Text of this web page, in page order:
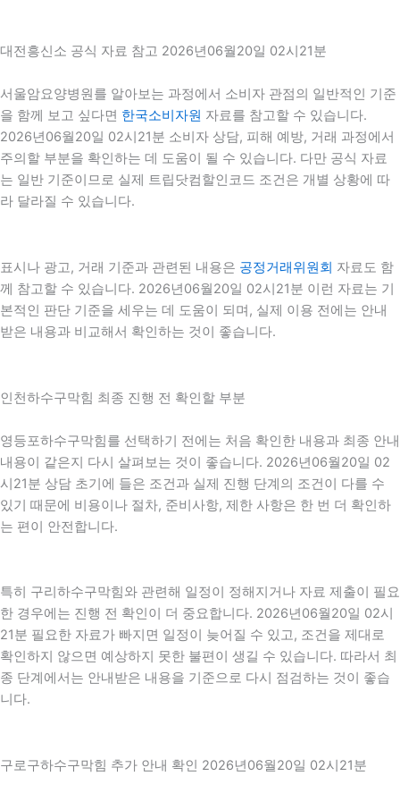
대전흥신소 공식 자료 참고 2026년06월20일 02시21분
서울암요양병원를 알아보는 과정에서 소비자 관점의 일반적인 기준
을 함께 보고 싶다면 한국소비자원 자료를 참고할 수 있습니다.
2026년06월20일 02시21분 소비자 상담, 피해 예방, 거래 과정에서
주의할 부분을 확인하는 데 도움이 될 수 있습니다. 다만 공식 자료
는 일반 기준이므로 실제 트립닷컴할인코드 조건은 개별 상황에 따
라 달라질 수 있습니다.
표시나 광고, 거래 기준과 관련된 내용은 공정거래위원회 자료도 함
께 참고할 수 있습니다. 2026년06월20일 02시21분 이런 자료는 기
본적인 판단 기준을 세우는 데 도움이 되며, 실제 이용 전에는 안내
받은 내용과 비교해서 확인하는 것이 좋습니다.
인천하수구막힘 최종 진행 전 확인할 부분
영등포하수구막힘를 선택하기 전에는 처음 확인한 내용과 최종 안내
내용이 같은지 다시 살펴보는 것이 좋습니다. 2026년06월20일 02
시21분 상담 초기에 들은 조건과 실제 진행 단계의 조건이 다를 수
있기 때문에 비용이나 절차, 준비사항, 제한 사항은 한 번 더 확인하
는 편이 안전합니다.
특히 구리하수구막힘와 관련해 일정이 정해지거나 자료 제출이 필요
한 경우에는 진행 전 확인이 더 중요합니다. 2026년06월20일 02시
21분 필요한 자료가 빠지면 일정이 늦어질 수 있고, 조건을 제대로
확인하지 않으면 예상하지 못한 불편이 생길 수 있습니다. 따라서 최
종 단계에서는 안내받은 내용을 기준으로 다시 점검하는 것이 좋습
니다.
구로구하수구막힘 추가 안내 확인 2026년06월20일 02시21분